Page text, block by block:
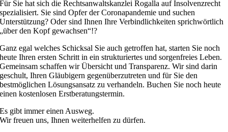
Für Sie hat sich die Rechtsanwaltskanzlei Rogalla auf Insolvenzrecht
spezialisiert. Sie sind Opfer der Coronapandemie und suchen
Unterstützung? Oder sind Ihnen Ihre Verbindlichkeiten sprichwörtlich
„über den Kopf gewachsen“!?
Ganz egal welches Schicksal Sie auch getroffen hat, starten Sie noch
heute Ihren ersten Schritt in ein strukturiertes und sorgenfreies Leben.
Gemeinsam schaffen wir Übersicht und Transparenz. Wir sind darin
geschult, Ihren Gläubigern gegenüberzutreten und für Sie den
bestmöglichen Lösungsansatz zu verhandeln. Buchen Sie noch heute
einen kostenlosen Erstberatungstermin.
Es gibt immer einen Ausweg.
Wir freuen uns, Ihnen weiterhelfen zu dürfen.